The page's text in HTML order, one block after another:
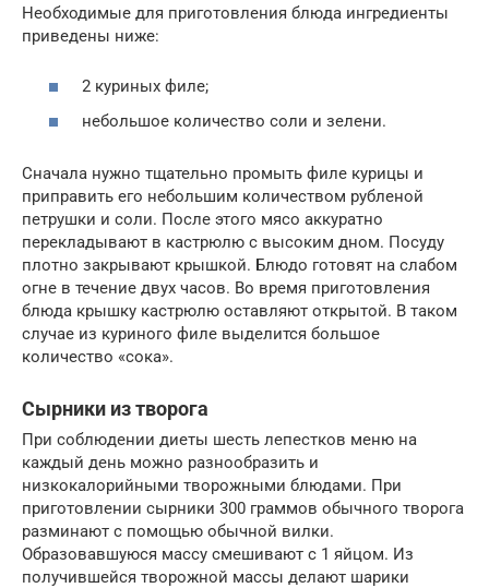
Необходимые для приготовления блюда ингредиенты
приведены ниже:
2 куриных филе;
небольшое количество соли и зелени.
Сначала нужно тщательно промыть филе курицы и
приправить его небольшим количеством рубленой
петрушки и соли. После этого мясо аккуратно
перекладывают в кастрюлю с высоким дном. Посуду
плотно закрывают крышкой. Блюдо готовят на слабом
огне в течение двух часов. Во время приготовления
блюда крышку кастрюлю оставляют открытой. В таком
случае из куриного филе выделится большое
количество «сока».
Сырники из творога
При соблюдении диеты шесть лепестков меню на
каждый день можно разнообразить и
низкокалорийными творожными блюдами. При
приготовлении сырники 300 граммов обычного творога
разминают с помощью обычной вилки.
Образовавшуюся массу смешивают с 1 яйцом. Из
получившейся творожной массы делают шарики